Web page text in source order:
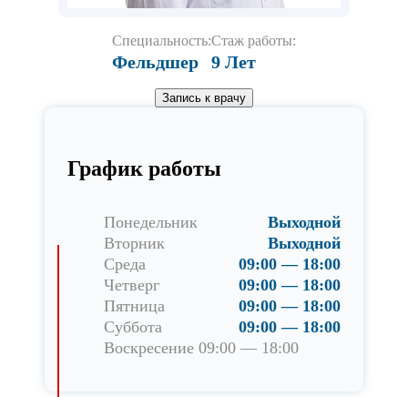
Специальность:
Фельдшер
Стаж работы:
9 Лет
Запись к врачу
График работы
Понедельник
Выходной
Вторник
Выходной
Среда
09:00 — 18:00
Четверг
09:00 — 18:00
Пятница
09:00 — 18:00
Суббота
09:00 — 18:00
Воскресение 09:00 — 18:00